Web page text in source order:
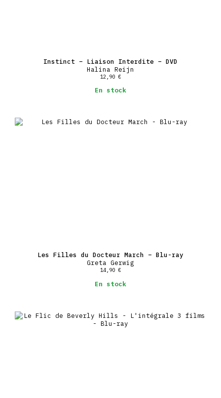
Instinct – Liaison Interdite – DVD
Halina Reijn
12,90 €
En stock
Les Filles du Docteur March – Blu-ray
Greta Gerwig
14,90 €
En stock